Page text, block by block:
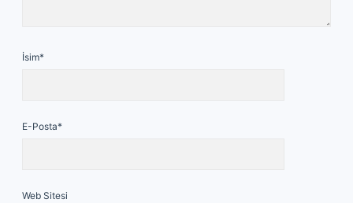
İsim*
E-Posta*
Web Sitesi